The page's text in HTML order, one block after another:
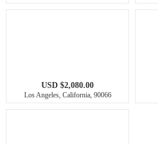
USD $2,080.00
Los Angeles, California, 90066